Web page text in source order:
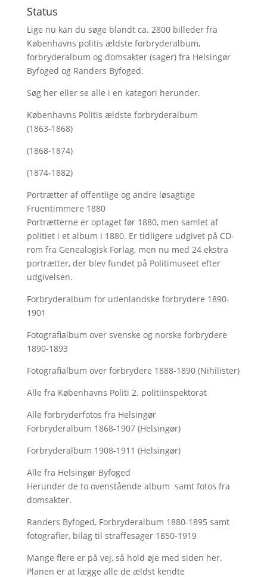
Status
Lige nu kan du søge blandt ca. 2800 billeder fra
Københavns politis ældste forbryderalbum,
forbryderalbum og domsakter (sager) fra Helsingør
Byfoged og Randers Byfoged.
Søg hereller se alle i en kategori herunder.
Københavns Politis ældste forbryderalbum
(1863-1868)
(1868-1874)
(1874-1882)
Portrætter af offentlige og andre løsagtige
Fruentimmere 1880
Portrætterne er optaget før 1880, men samlet af
politiet i et album i 1880. Er tidligere udgivet på CD-
rom fra Genealogisk Forlag, men nu med 24 ekstra
portrætter, der blev fundet på Politimuseet efter
udgivelsen.
Forbryderalbum for udenlandske forbrydere 1890-
1901
Fotografialbum over svenske og norske forbrydere
1890-1893
Fotografialbum over forbrydere 1888-1890 (Nihilister)
Alle fra Københavns Politi 2. politiinspektorat
Alle forbryderfotos fra Helsingør
Forbryderalbum 1868-1907 (Helsingør)
Forbryderalbum 1908-1911 (Helsingør)
Alle fra Helsingør Byfoged
Herunder de to ovenstående album samt fotos fra
domsakter.
Randers Byfoged, Forbryderalbum 1880-1895 samt
fotografier, bilag til straffesager 1850-1919
Mange flere er på vej, så hold øje med siden her.
Planen er at lægge alle de ældst kendte